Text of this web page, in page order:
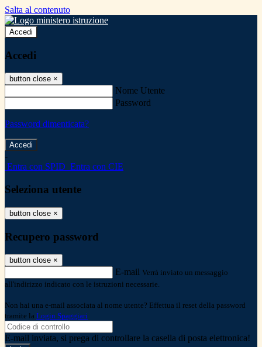
Salta al contenuto
Accedi
Accedi
button close ×
Nome Utente
Password
Password dimenticata?
-
Entra con SPID Entra con CIE
Seleziona utente
button close ×
Recupero password
button close ×
E-mail Verrà inviato un messaggio
all'indirizzo indicato con le istruzioni necessarie.
Non hai una e-mail associata al nome utente? Effettua il reset della password
tramite la Login Spaggiari
E-mail inviata, si prega di controllare la casella di posta elettronica!